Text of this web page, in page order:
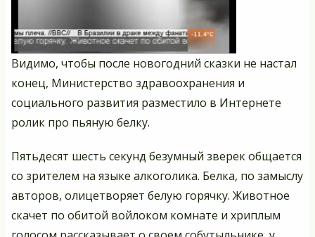
Видимо, чтобы после новогодний сказки не настал
конец, Министерство здравоохранения и
социального развития разместило в Интернете
ролик про пьяную белку.
Пятьдесят шесть секунд безумный зверек общается
со зрителем на языке алкоголика. Белка, по замыслу
авторов, олицетворяет белую горячку. Животное
скачет по обитой войлоком комнате и хриплым